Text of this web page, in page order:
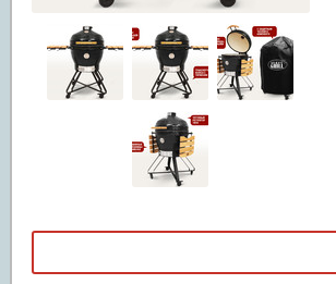
Инверсионные столы(5)
Массажные столы
Вибромассажеры
Массажные кресла
Детские спортивные комплексы
ДСК из дерева(42)
Батуты
Батуты пружинные(67)